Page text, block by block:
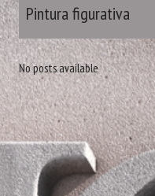
Pintura figurativa
No posts available